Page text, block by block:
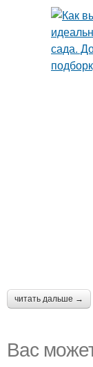
читать дальше →
Вас